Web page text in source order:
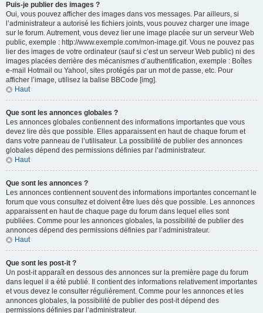
Puis-je publier des images ?
Oui, vous pouvez afficher des images dans vos messages. Par ailleurs, si
l’administrateur a autorisé les fichiers joints, vous pouvez charger une image
sur le forum. Autrement, vous devez lier une image placée sur un serveur Web
public, exemple : http://www.exemple.com/mon-image.gif. Vous ne pouvez pas
lier des images de votre ordinateur (sauf si c’est un serveur Web public) ni des
images placées derrière des mécanismes d’authentification, exemple : Boîtes
e-mail Hotmail ou Yahoo!, sites protégés par un mot de passe, etc. Pour
afficher l’image, utilisez la balise BBCode [img].
Haut
Que sont les annonces globales ?
Les annonces globales contiennent des informations importantes que vous
devez lire dès que possible. Elles apparaissent en haut de chaque forum et
dans votre panneau de l’utilisateur. La possibilité de publier des annonces
globales dépend des permissions définies par l’administrateur.
Haut
Que sont les annonces ?
Les annonces contiennent souvent des informations importantes concernant le
forum que vous consultez et doivent être lues dès que possible. Les annonces
apparaissent en haut de chaque page du forum dans lequel elles sont
publiées. Comme pour les annonces globales, la possibilité de publier des
annonces dépend des permissions définies par l’administrateur.
Haut
Que sont les post-it ?
Un post-it apparaît en dessous des annonces sur la première page du forum
dans lequel il a été publié. Il contient des informations relativement importantes
et vous devez le consulter régulièrement. Comme pour les annonces et les
annonces globales, la possibilité de publier des post-it dépend des
permissions définies par l’administrateur.